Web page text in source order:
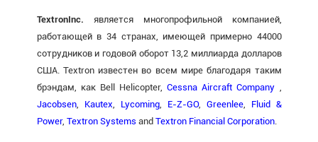
TextronInc. является многопрофильной компанией,
работающей в 34 странах, имеющей примерно 44000
сотрудников и годовой оборот 13,2 миллиарда долларов
США. Textron известен во всем мире благодаря таким
брэндам, как Bell Helicopter,Cessna Aircraft Company
Jacobsen, Kautex Lycoming, E-Z-GO, Greenlee, Fluid &
Power, Textron Systems and Textron Financial Corporation.